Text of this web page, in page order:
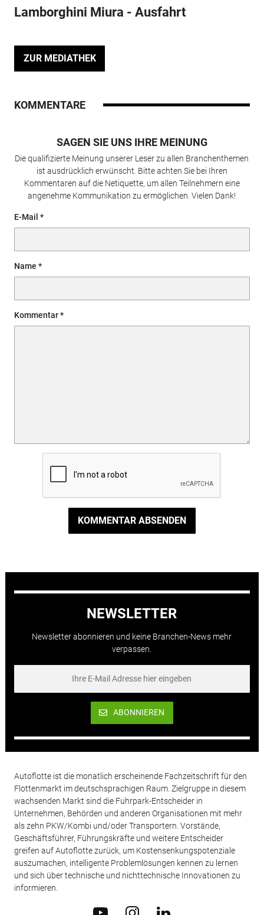
Lamborghini Miura - Ausfahrt
ZUR MEDIATHEK
KOMMENTARE
SAGEN SIE UNS IHRE MEINUNG
Die qualifizierte Meinung unserer Leser zu allen Branchenthemen
ist ausdrücklich erwünscht. Bitte achten Sie bei Ihren
Kommentaren auf die Netiquette, um allen Teilnehmern eine
angenehme Kommunikation zu ermöglichen. Vielen Dank!
E-Mail
Name
Kommentar
KOMMENTAR ABSENDEN
NEWSLETTER
Newsletter abonnieren und keine Branchen-News mehr
verpassen.
ABONNIEREN
Autoflotte ist die monatlich erscheinende Fachzeitschrift für den
Flottenmarkt im deutschsprachigen Raum. Zielgruppe in diesem
wachsenden Markt sind die Fuhrpark-Entscheider in
Unternehmen, Behörden und anderen Organisationen mit mehr
als zehn PKW/Kombi und/oder Transportern. Vorstände,
Geschäftsführer, Führungskräfte und weitere Entscheider
greifen auf Autoflotte zurück, um Kostensenkungspotenziale
auszumachen, intelligente Problemlösungen kennen zu lernen
und sich über technische und nichttechnische Innovationen zu
informieren.